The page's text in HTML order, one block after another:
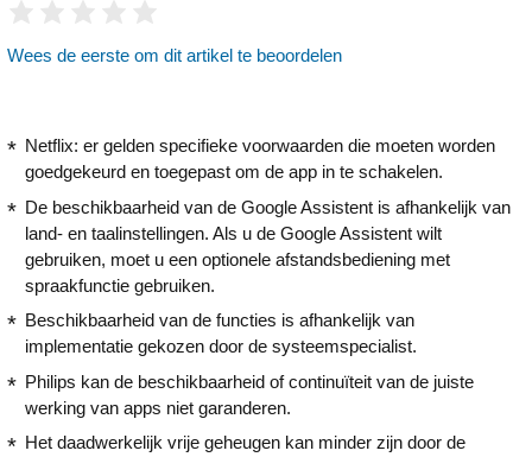
Wees de eerste om dit artikel te beoordelen
Netflix: er gelden specifieke voorwaarden die moeten worden
goedgekeurd en toegepast om de app in te schakelen.
De beschikbaarheid van de Google Assistent is afhankelijk van
land- en taalinstellingen. Als u de Google Assistent wilt
gebruiken, moet u een optionele afstandsbediening met
spraakfunctie gebruiken.
Beschikbaarheid van de functies is afhankelijk van
implementatie gekozen door de systeemspecialist.
Philips kan de beschikbaarheid of continuïteit van de juiste
werking van apps niet garanderen.
Het daadwerkelijk vrije geheugen kan minder zijn door de